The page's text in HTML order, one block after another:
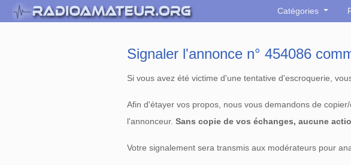
Catégories
Signaler l'annonce n° 454086
Si vous avez été victime d'une tentative d'escroquerie,
Afin d'étayer vos propos, nous vous demandons de
l'annonceur. Sans copie de vos échanges, aucune
Votre signalement sera transmis aux modérateurs pour